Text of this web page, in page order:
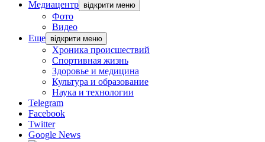
Медиацентр відкрити меню
Фото
Видео
Еще відкрити меню
Хроника происшествий
Спортивная жизнь
Здоровье и медицина
Культура и образование
Наука и технологии
Telegram
Facebook
Twitter
Google News